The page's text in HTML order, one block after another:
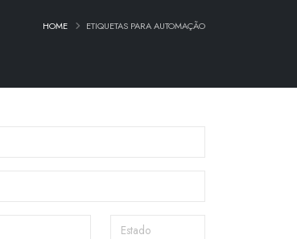
HOME ETIQUETAS PARA AUTOMAÇÃO